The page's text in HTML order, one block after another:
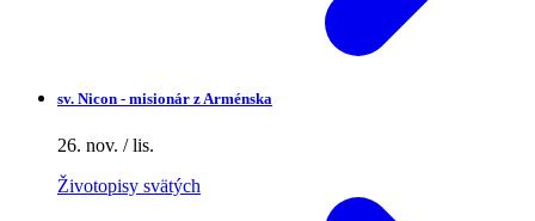
sv. Nicon - misionár z Arménska
26. nov. / lis.
Životopisy svätých